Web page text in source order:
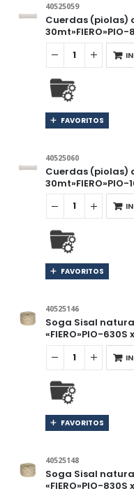
40525059
Cuerdas (piolas)
30mt»FIERO»PIO-
FAVORITOS
40525060
Cuerdas (piolas)
30mt»FIERO»PIO-
FAVORITOS
40525146
Soga Sisal
«FIERO»PIO-630S
FAVORITOS
40525148
Soga Sisal
«FIERO»PIO-830S